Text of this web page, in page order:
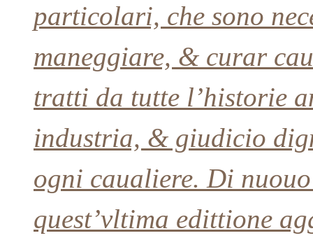
particolari, che sono
maneggiare, & curar
tratti da tutte l’historie
industria, & giudicio
ogni caualiere. Di
quest’vltima edittione